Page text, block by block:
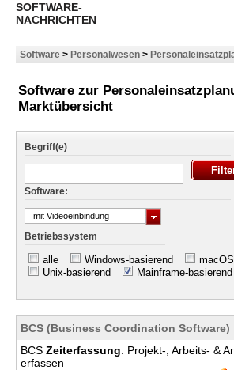
SOFTWARE-
NACHRICHTEN
Software > Personalwesen >
Software zur
Marktübersicht
Begriff(e)
Software:
mit Videoeinbindung
Betriebssystem
alle Windows-basierend
macOS
Unix-basierend
Mainframe-basierend
BCS (Business Coordination Software)
BCS Zeiterfassung: Projekt-, Arbeits- &
erfassen